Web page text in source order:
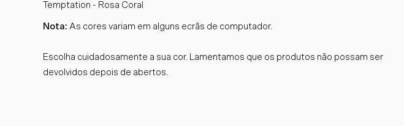
Temptation - Rosa Coral
Nota: As cores variam em alguns ecrãs de computador.
Escolha cuidadosamente a sua cor. Lamentamos que os produtos não possam ser
devolvidos depois de abertos.